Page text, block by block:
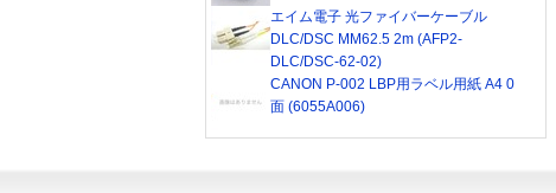
エイム電子 光ファイバーケーブル
DLC/DSC MM62.5 2m (AFP2-
DLC/DSC-62-02)
CANON P-002 LBP用ラベル用紙 A4 0
面 (6055A006)